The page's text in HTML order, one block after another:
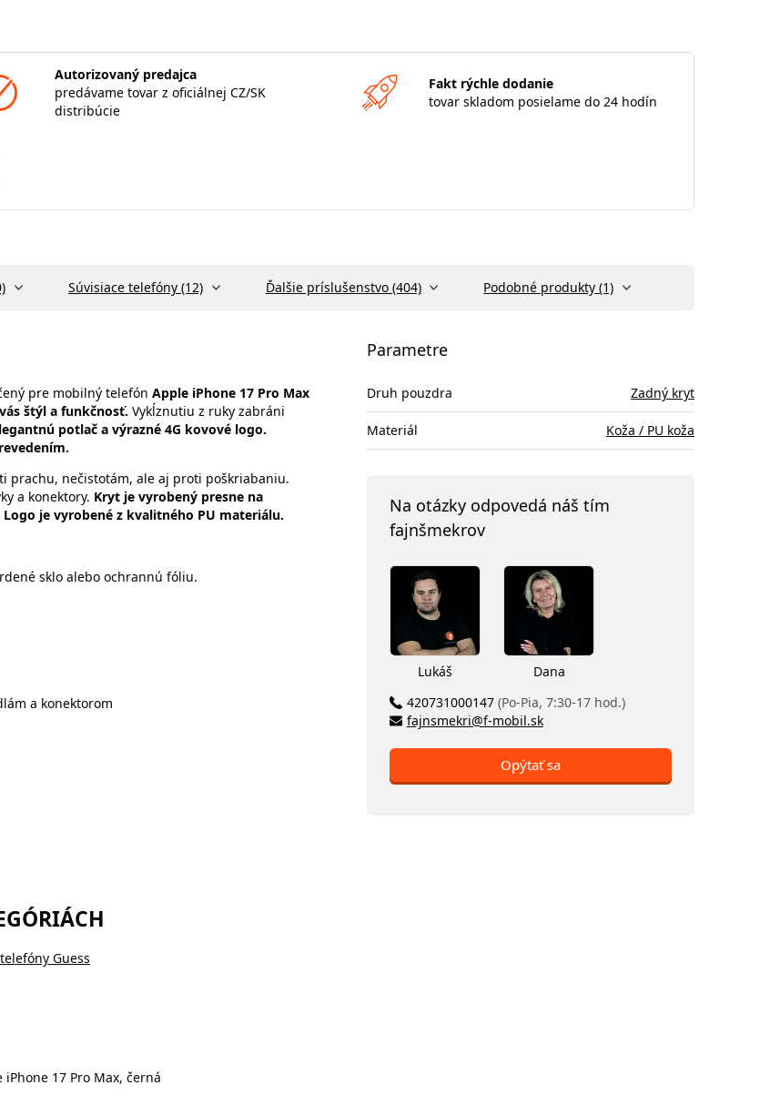
Autorizovaný predajca
predávame tovar z oficiálnej CZ/SK
distribúcie
Fakt rýchle dodanie
tovar skladom posielame do 24 hodín
Súvisiace telefóny (12) Ďalšie príslušenstvo (404) Podobné produkty (1)
pre mobilný telefón Apple iPhone 17 Pro Max
štýl a funkčnosť. Vykĺznutiu z ruky zabráni
potlač a výrazné 4G kovové logo.
prachu, nečistotám, ale aj proti poškriabaniu.
a konektory. Kryt je vyrobený presne na
je vyrobené z kvalitného PU materiálu.
sklo alebo ochrannú fóliu.
a konektorom
Guess
17 Pro Max, černá
Parametre
Druh pouzdra Zadný kryt
Materiál Koža / PU koža
Na otázky odpovedá náš tím
fajnšmekrov
Lukáš
Dana
420731000147 (Po-Pia, 7:30-17 hod.)
fajnsmekri@f-mobil.sk
Opýtať sa